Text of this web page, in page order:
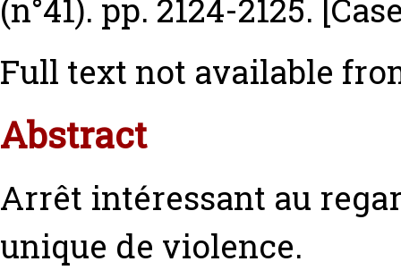
(n°41). pp. 2124-2125.
Full text not available
Abstract
Arrêt intéressant au
unique de violence.